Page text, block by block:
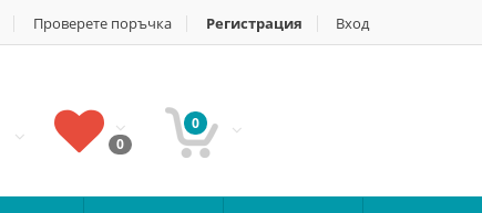
Проверете поръчка Регистрация Вход
0
0